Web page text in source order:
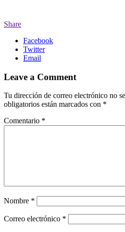
Share
Facebook
Twitter
Email
Leave a Comment
Tu dirección de correo electrónico no
obligatorios están marcados con *
Comentario *
Nombre *
Correo electrónico *